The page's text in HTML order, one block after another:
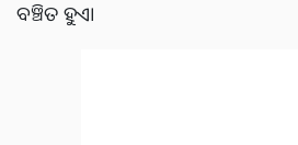
ବଞ୍ଚିତ ହୁଏ।